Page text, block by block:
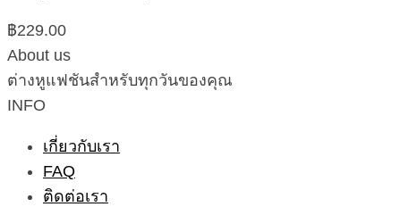
฿229.00
About us
ต่างหูแฟชันสำหรับทุกวันของคุณ
INFO
เกี่ยวกับเรา
FAQ
ติดต่อเรา